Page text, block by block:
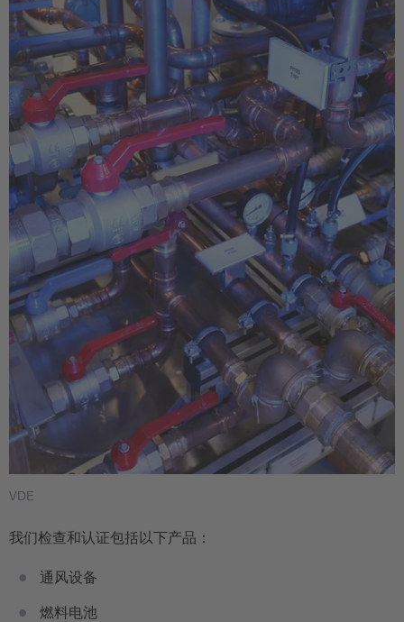
VDE
我们检查和认证包括以下产品：
通风设备
燃料电池